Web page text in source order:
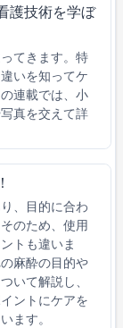
護技術を学ぼ
てきます。特
いを知ってケ
連載では、小
真を交えて詳
、目的に合わ
のため、使用
トも違いま
麻酔の目的や
いて解説し、
ントにケアを
ます。